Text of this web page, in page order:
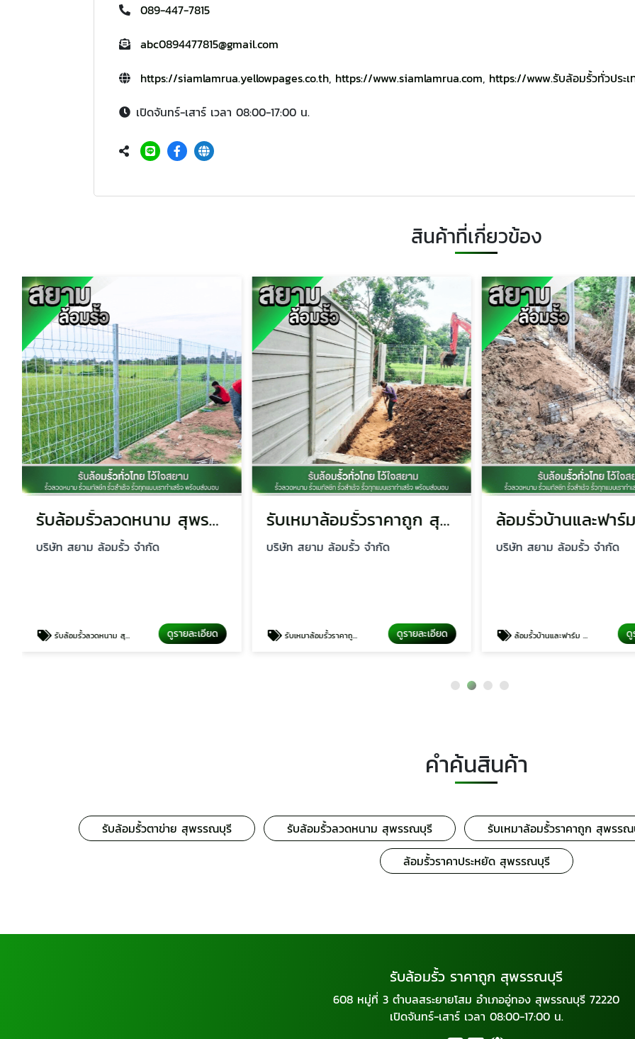
089-447-7815
abc0894477815@gmail.com
https://siamlamrua.yellowpages.co.th, https://www.siamlamrua.com, https://www.รับล้อมรั้วทั่วประเ
เปิดจันทร์-เสาร์ เวลา 08:00-17:00 น.
สินค้าที่เกี่ยวข้อง
รับล้อมรั้วลวดหนาม สุพรรณบุรี
บริษัท สยาม ล้อมรั้ว จำกัด
รับล้อมรั้วลวดหนาม สุพรรณบุรี ดูรายละเอียด
รับเหมาล้อมรั้วราคาถูก สุพรรณบุรี
บริษัท สยาม ล้อมรั้ว จำกัด
รับเหมาล้อมรั้วราคาถูก สุพรรณบุรี ดูรายละเอียด
บริษัท สยาม ล้อมรั้ว จำกัด
ล้อมรั้วบ้านและฟาร์ม สุพรรณบุรี ดู
คำค้นสินค้า
รับล้อมรั้วตาข่าย สุพรรณบุรี รับล้อมรั้วลวดหนาม สุพรรณบุรี รับเหมาล้อมรั้วราคาถูก สุพรร
ล้อมรั้วราคาประหยัด สุพรรณบุรี
รับล้อมรั้ว ราคาถูก สุพรรณบุรี
608 หมู่ที่ 3 ตำบลสระยายโสม อำเภออู่ทอง สุพรรณบุรี 72220
เปิดจันทร์-เสาร์ เวลา 08:00-17:00 น.